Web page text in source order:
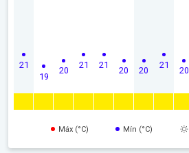
21
19
20
21 21
20 20
21
20
Máx (°C) Mín (°C)